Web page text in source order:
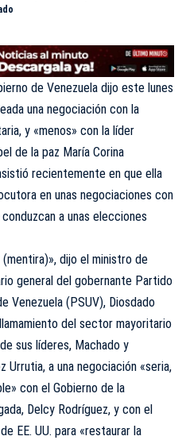
de Venezuela dijo este lunes
una negociación con la
y «menos» con la líder
de la paz María Corina
recientemente en que ella
en unas negociaciones con
a unas elecciones
(mentira)», dijo el ministro de
general del gobernante Partido
Venezuela (PSUV), Diosdado
del sector mayoritario
sus líderes, Machado y
Urrutia, a una negociación «seria,
con el Gobierno de la
Delcy Rodríguez, y con el
EE. UU. para «restaurar la